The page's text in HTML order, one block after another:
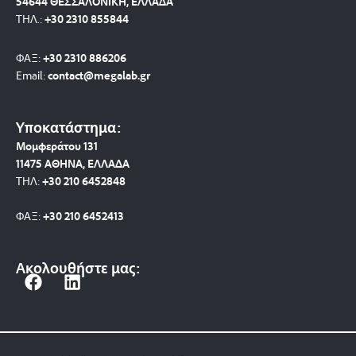
ΤΗΛ.:+30 2310 855844
ΦΑΞ:+30 2310 886206
Email:contact@megalab.gr
Υποκατάστημα:
Μομφεράτου 131
11475 ΑΘΗΝΑ, ΕΛΛΑΔΑ
ΤΗΛ:+30 210 6452848
ΦΑΞ:+30 210 6452413
Ακολουθήστε μας:
F
e
L
k